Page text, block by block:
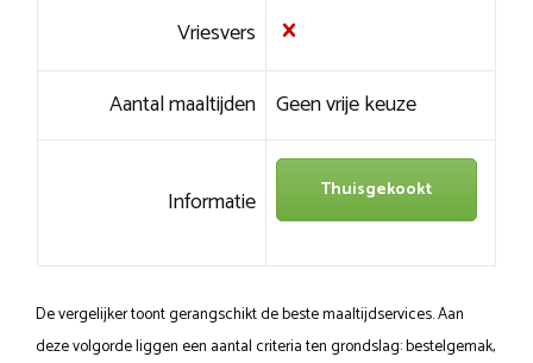
Vriesvers
Aantal maaltijden Geen vrije keuze
Informatie Thuisgekookt
De vergelijker toont gerangschikt de beste maaltijdservices. Aan
deze volgorde liggen een aantal criteria ten grondslag: bestelgemak,